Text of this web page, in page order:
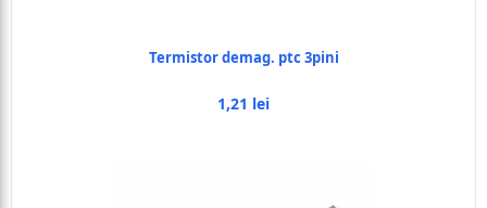
Termistor demag. ptc 3pini
1,21 lei